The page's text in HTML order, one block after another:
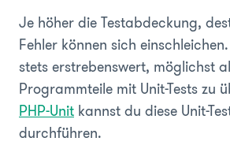
Je höher die Testabdeckung,
Fehler können sich
stets erstrebenswert, möglichst
Programmteile mit Unit-Tests zu
PHP-Unit kannst du diese Unit-
durchführen.